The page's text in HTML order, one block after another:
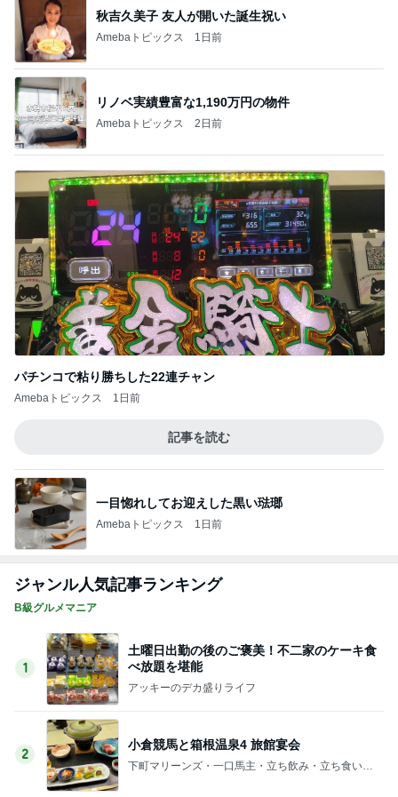
秋吉久美子 友人が開いた誕生祝い
Amebaトピックス 1日前
リノベ実績豊富な1,190万円の物件
Amebaトピックス 2日前
パチンコで粘り勝ちした22連チャン
Amebaトピックス 1日前
記事を読む
一目惚れしてお迎えした黒い琺瑯
Amebaトピックス 1日前
ジャンル人気記事ランキング
B級グルメマニア
1
土曜日出勤の後のご褒美！不二家のケーキ食
べ放題を堪能
アッキーのデカ盛りライフ
2
小倉競馬と箱根温泉4 旅館宴会
下町マリーンズ・一口馬主・立ち飲み・立ち食いそ